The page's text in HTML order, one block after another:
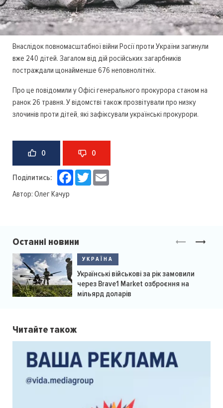
Внаслідок повномасштабної війни Росії проти України загинули
вже 240 дітей. Загалом від дій російських загарбників
постраждали щонайменше 676 неповнолітніх.
Про це повідомили у Офісі генерального прокурора станом на
ранок 26 травня. У відомстві також прозвітували про низку
злочинів проти дітей, які зафіксували українські прокурори.
0 0
Поділитись: Facebook
Twitter
Автор: Олег Качур
Останні новини
УКРАЇНА
Українські військові за рік замовили
через Brave1 Market озброєння на
мільярд доларів
Читайте також